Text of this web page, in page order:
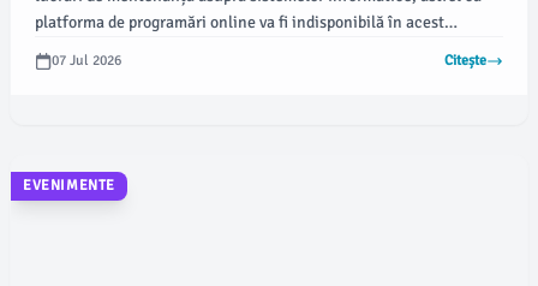
platforma de programări online va fi indisponibilă în acest
weekend. Anunțul a fost emis pentru a preveni eventualele
neplăceri pentru utilizatori.
07 Jul 2026 Citește
EVENIMENTE